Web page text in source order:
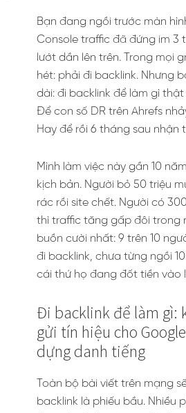
Bạn đang ngồi trước màn
Console traffic đã đứng im 3
lướt dần lên trên. Trong mọi
hét: phải đi backlink. Nhưng
dài: đi backlink để làm gì
Để con số DR trên Ahrefs
Hay để rồi 6 tháng sau nhận
Mình làm việc này gần 10
kịch bản. Người bỏ 50 triệu
rác rồi site chết. Người có
thì traffic tăng gấp đôi trong
buồn cười nhất: 9 trên 10
đi backlink, chưa từng ngồi
cái thứ họ đang đốt tiền vào
Đi backlink để làm gì:
gửi tín hiệu cho
dựng danh tiếng
Toàn bộ bài viết trên mạng
backlink là phiếu bầu. Nhiều